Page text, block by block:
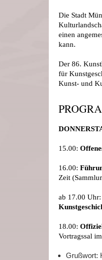
Die Stadt
einen
kann.
Der 86.
für
Kunst- und
15.00:
16.00:
Zeit
ab 17.00
18.00:
Vortragssal
Grußwort: